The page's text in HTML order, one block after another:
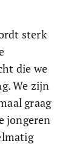
sterk
die we
We zijn
graag
jongeren